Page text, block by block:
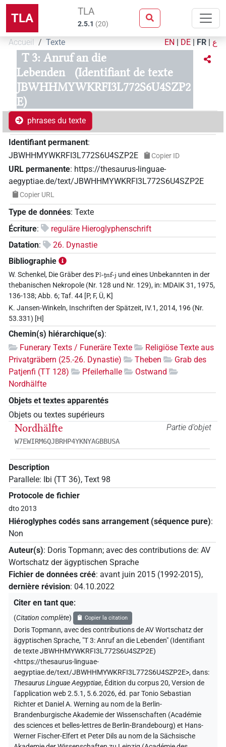
TLA TLA
2.5.1 (20)
Accueil Texte EN | DE | FR | ع
T 3: Anruf an die
Lebenden
(Identifiant de texte
JBWHHMYWKRFI3L772S6U4SZP2
E)
phrases du texte
Identifiant permanent:
JBWHHMYWKRFI3L772S6U4SZP2E
Copier ID
URL permanente: https://thesaurus-linguae-
aegyptiae.de/text/JBWHHMYWKRFI3L772S6U4SZP2E
Copier URL
Type de données: Texte
Écriture:
reguläre Hieroglyphenschrift
Datation:
26. Dynastie
Bibliographie
W. Schenkel, Die Gräber desPꜣ-ṯnf-j und eines Unbekannten in der
thebanischen Nekropole (Nr. 128 und Nr. 129), in: MDAIK 31, 1975,
136-138; Abb. 6; Taf. 44 [P, F, Ü, K]
K. Jansen-Winkeln, Inschriften der Spätzeit, IV.1, 2014, 196 (Nr.
53.331) [H]
Chemin(s) hiérarchique(s):
Funerary Texts / Funeräre Texte
Religiöse Texte aus
Privatgräbern (25.-26. Dynastie)
Theben
Grab des
Patjenfi (TT 128)
Pfeilerhalle
Ostwand
Nordhälfte
Objets et textes apparentés
Objets ou textes supérieurs
Partie d’objet
Nordhälfte
W7EWIRM6QJBRHP4YKNYAGBBUSA
Description
Parallele: Ibi (TT 36), Text 98
Protocole de fichier
dto 2013
Hiéroglyphes codés sans arrangement (séquence pure):
Non
Auteur(s): Doris Topmann; avec des contributions de: AV
Wortschatz der ägyptischen Sprache
Fichier de données créé: avant juin 2015 (1992-2015),
dernière révision: 04.10.2022
Citer en tant que:
(Citation complète) Copier la citation
Doris Topmann,avec des contributions deAV Wortschatz der
ägyptischen Sprache, "T 3: Anruf an die Lebenden" (Identifiant
de texte JBWHHMYWKRFI3L772S6U4SZP2E)
<https://thesaurus-linguae-
aegyptiae.de/text/JBWHHMYWKRFI3L772S6U4SZP2E>,dans:
Thesaurus Linguae Aegyptiae, Édition du corpus 20, Version de
l’application web 2.5.1, 5.6.2026, éd. par Tonio Sebastian
Richter et Daniel A. Werning au nom de la Berlin-
Brandenburgische Akademie der Wissenschaften (Académie
des sciences et belles-lettres de Berlin-Brandebourg) et Hans-
Werner Fischer-Elfert et Peter Dils au nom de la Sächsische